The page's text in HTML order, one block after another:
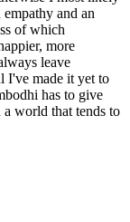
and an
of which
more
leave
I've made it yet to
has to give
world that tends to